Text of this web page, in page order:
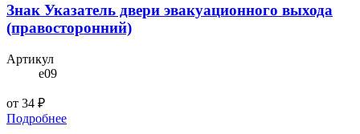
Знак Указатель двери эвакуационного выхода
(правосторонний)
Артикул
e09
от 34 ₽
Подробнее